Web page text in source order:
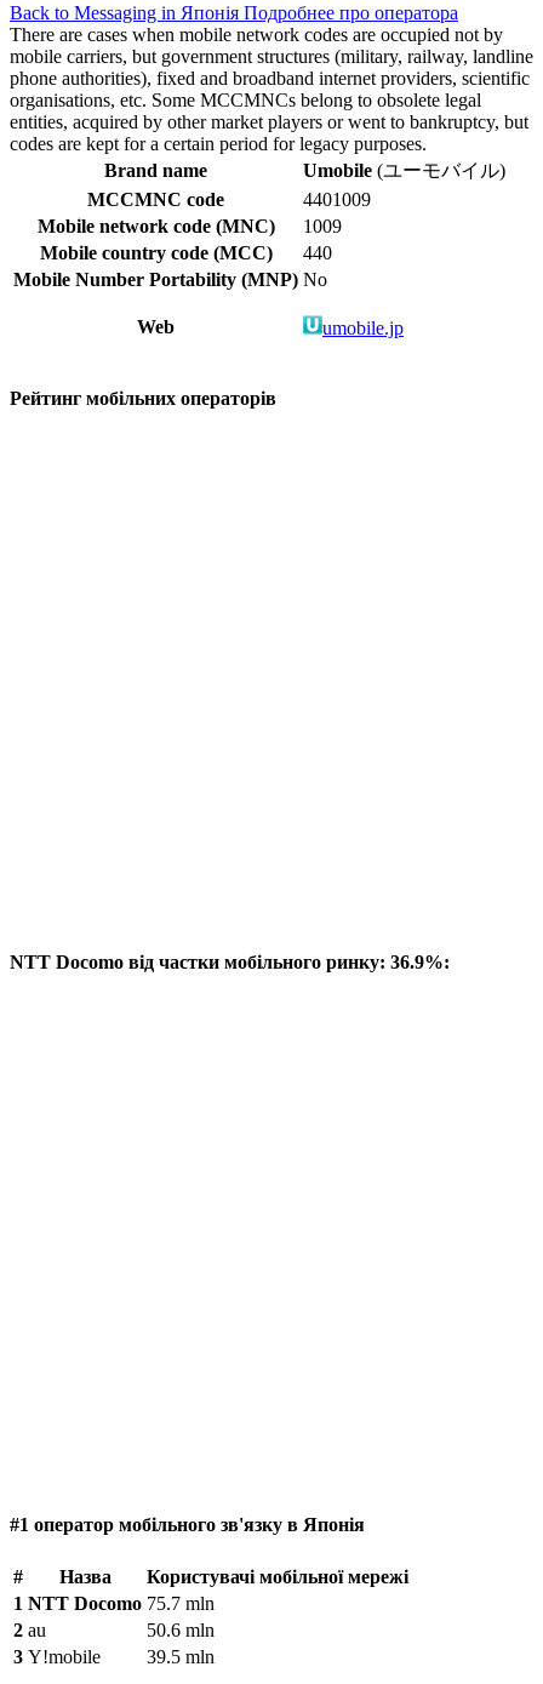
Back to Messaging in Японія Подробнее про оператора
There are cases when mobile network codes are occupied not by
mobile carriers, but government structures (military, railway, landline
phone authorities), fixed and broadband internet providers, scientific
organisations, etc. Some MCCMNCs belong to obsolete legal
entities, acquired by other market players or went to bankruptcy, but
codes are kept for a certain period for legacy purposes.
Brand name
Umobile (ユーモバイル)
MCCMNC code
4401009
Mobile network code (MNC)
1009
Mobile country code (MCC)
440
Mobile Number Portability (MNP) No
Web umobile.jp
Рейтинг мобільних операторів
NTT Docomo від частки мобільного ринку: 36.9%:
#1 оператор мобільного зв'язку в Японія
# Назва
Користувачі мобільної мережі
1 NTT Docomo 75.7 mln
2 au
50.6 mln
3 Y!mobile 39.5 mln